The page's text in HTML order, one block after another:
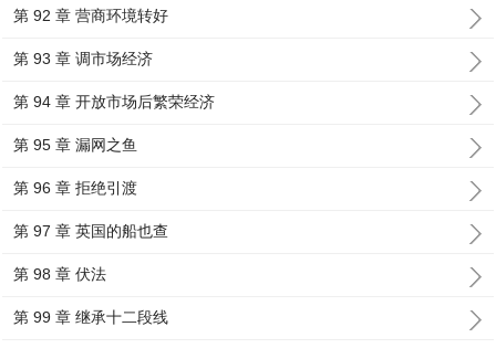
第 92 章 营商环境转好
第 93 章 调市场经济
第 94 章 开放市场后繁荣经济
第 95 章 漏网之鱼
第 96 章 拒绝引渡
第 97 章 英国的船也查
第 98 章 伏法
第 99 章 继承十二段线